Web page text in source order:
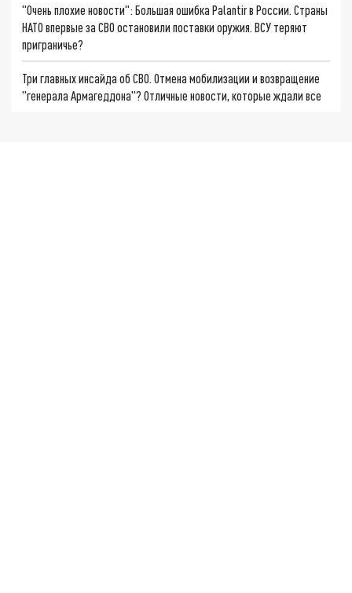
"Очень плохие новости": Большая ошибка Palantir в России. Страны
НАТО впервые за СВО остановили поставки оружия. ВСУ теряют
приграничье?
Три главных инсайда об СВО. Отмена мобилизации и возвращение
"генерала Армагеддона"? Отличные новости, которые ждали все